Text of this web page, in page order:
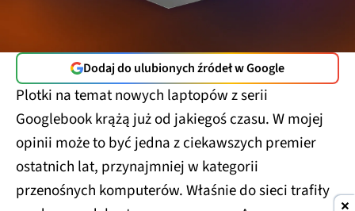
Dodaj do ulubionych źródeł w Google
Plotki na temat nowych laptopów z serii
Googlebook krążą już od jakiegoś czasu. W mojej
opinii może to być jedna z ciekawszych premier
ostatnich lat, przynajmniej w kategorii
przenośnych komputerów. Właśnie do sieci trafiły